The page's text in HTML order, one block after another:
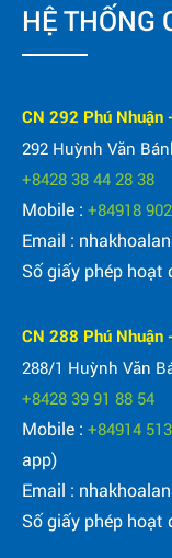
HỆ THỐNG
CN 292 Phú Nhuận
292 Huỳnh Văn
+8428 38 44 28 38
Mobile : +84918
Email :
Số giấy phép hoạt
CN 288 Phú Nhuận
288/1 Huỳnh Văn
+8428 39 91 88 54
Mobile : +84914
app)
Email :
Số giấy phép hoạt